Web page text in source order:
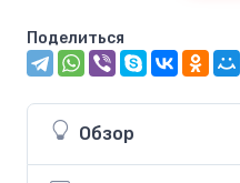
Поделиться
Обзор